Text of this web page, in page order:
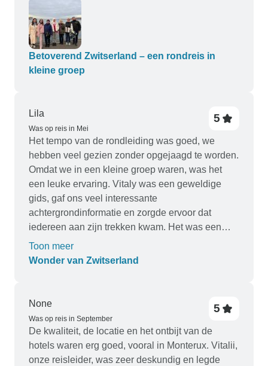
de perfecte tourgids! Vitalii kent de geschiedenis,
het land en de lokale gebieden op zijn duimpje,
en hij kan met iedereen praten en het zo leuk
maken voor alle leeftijden en achtergronden.
Vitalii heeft ook het geduld van een heilige tussen
dertig foto's nemen van slechts één gebied. De
tour was perfect voor mensen die houden van
een comfortabele reis met zowel wandelen op de
pleinen van de stad als wandelen in de natuur.
De hotels waren onberispelijk en de mensen
waren erg gastvrij, wat zorgde voor een
geweldige eerste indruk. Het eten was overal
waar we kwamen geweldig. Voor mijn eerste
buitenlandse reis was het perfect. Onze reisgroep
bestond uit zes reizigers, waardoor het een
comfortabele omgeving was en veel
november (tijdens Thanksgiving voor andere
Amerikanen), het weer was een mooie mix van
regen, sneeuw en zonneschijn afhankelijk van de
gebieden in het land, met temperaturen die een
beetje fris waren maar verder perfect. We kozen
Betoverend Zwitserland – een rondreis in
kleine groep
Lila
Was op reis in Mei
5
Het tempo van de rondleiding was goed, we
hebben veel gezien zonder opgejaagd te worden.
Omdat we in een kleine groep waren, was het
een leuke ervaring. Vitaly was een geweldige
gids, gaf ons veel interessante
achtergrondinformatie en zorgde ervoor dat
iedereen aan zijn trekken kwam. Het was een
goede prijs, gezien hoe duur Zwitserland is. Ik
raad deze tour ten zeerste aan
Toon meer
Wonder van Zwitserland
None
Was op reis in September
5
De kwaliteit, de locatie en het ontbijt van de
hotels waren erg goed, vooral in Monterux. Vitalii,
onze reisleider, was zeer deskundig en legde